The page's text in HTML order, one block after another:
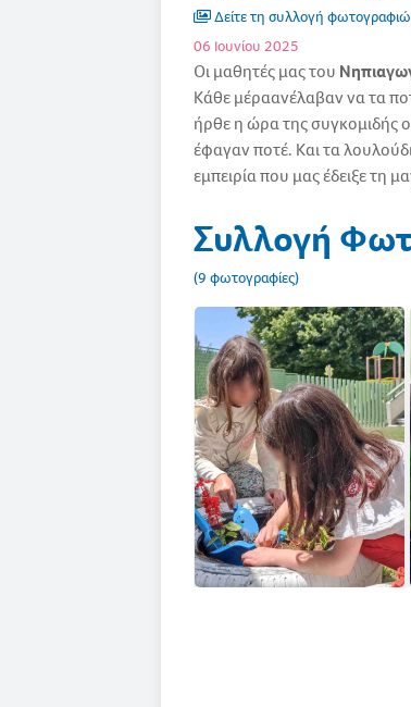
Δείτε τη συλλογή
06 Ιουνίου 2025
Οι μαθητές μας του
Κάθε μέραανέλαβαν να τα
ήρθε η ώρα της συγκομιδής
έφαγαν ποτέ. Και τα
εμπειρία που μας έδειξε τη
Συλλογή
(9 φωτογραφίες)